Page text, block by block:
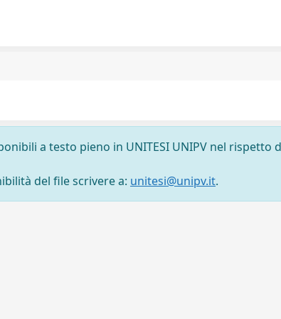
a testo pieno in UNITESI UNIPV nel rispetto
del file scrivere a: unitesi@unipv.it.